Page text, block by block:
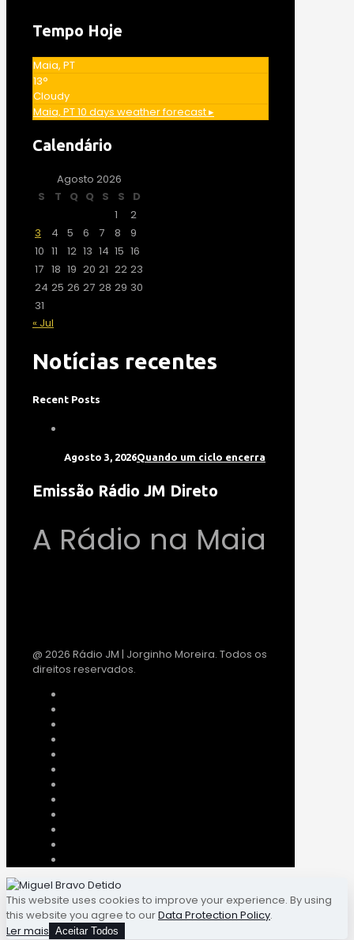
Tempo Hoje
Maia, PT
13°
Cloudy
Maia, PT10 days weather forecast ▸
Calendário
Agosto 2026
S
T Q Q S S
D
1
2
3
4 5 6 7 8
9
10 11 12 13 14 15 16
17 18 19 20 21 22 23
24 25 26 27 28 29 30
31
« Jul
Notícias recentes
Recent Posts
Agosto 3, 2026Quando um ciclo encerra
Emissão Rádio JM Direto
A Rádio na Maia
@ 2026 Rádio JM | Jorginho Moreira. Todos os
direitos reservados.
This website uses cookies to improve your experience. By using
this website you agree to ourData Protection Policy.
Ler mais Aceitar Todos